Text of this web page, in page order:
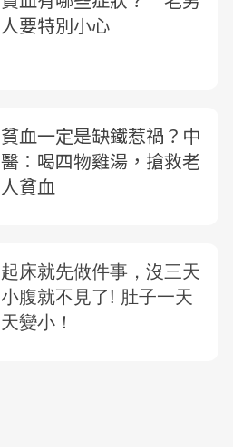
人要特別小心
貧血一定是缺鐵惹禍？中
醫：喝四物雞湯，搶救老
人貧血